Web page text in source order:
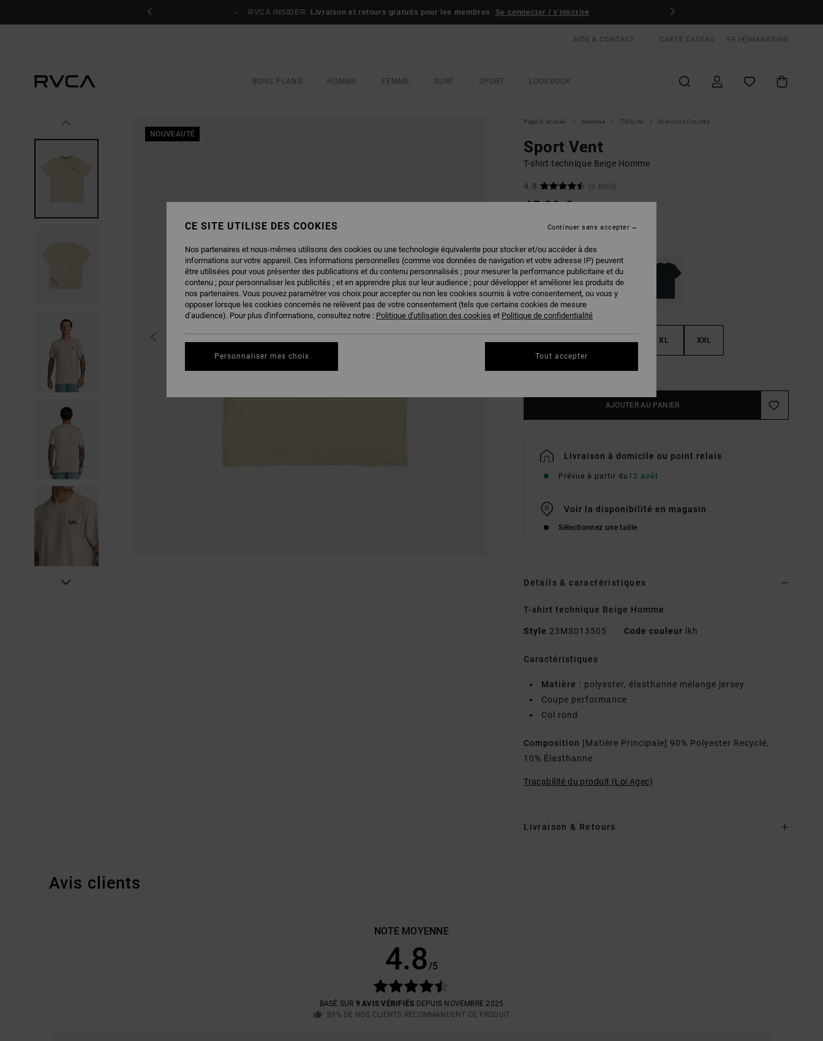
RVCA INSIDER Livraison et retours gratuits pour les membres Se connecter / s'inscrire
AIDE & CONTACT CARTE CADEAU FR (€) MAGASINS
BONS PLANS HOMME FEMME SURF SPORT LOOKBOOK
NOUVEAUTÉ
Page D'accueil Homme T-Shirts Manches Courtes
Sport Vent
T-shirt technique Beige Homme
4.8 (9 AVIS)
45,00 €
S M L XL XXL
Voir Le Guide Des Tailles
AJOUTER AU PANIER
Livraison à domicile ou point relais
Prévue à partir du 12 août
Voir la disponibilité en magasin
Sélectionnez une taille
Details & caractéristiques
T-shirt technique Beige Homme
Style 23MS013505 Code couleur lkh
Caractéristiques
Matière : polyester, élasthanne mélange jersey
Coupe performance
Col rond
Composition [Matière Principale] 90% Polyester Recyclé,
10% Élasthanne
Traçabilité du produit (Loi Agec)
Livraison & Retours
Avis clients
NOTE MOYENNE
4.8/5
BASÉ SUR 9 AVIS VÉRIFIÉS DEPUIS NOVEMBRE 2025
89% DE NOS CLIENTS RECOMMANDENT CE PRODUIT
CE SITE UTILISE DES COOKIES
Nos partenaires et nous-mêmes utilisons des cookies ou une technologie équivalente pour stocker et/ou accéder à des
informations sur votre appareil. Ces informations personnelles (comme vos données de navigation et votre adresse IP) peuvent
être utilisées pour vous présenter des publications et du contenu personnalisés ; pour mesurer la performance publicitaire et du
contenu ; pour personnaliser les publicités ; et en apprendre plus sur leur audience ; pour développer et améliorer les produits de
nos partenaires. Vous pouvez paramétrer vos choix pour accepter ou non les cookies soumis à votre consentement, ou vous y
opposer lorsque les cookies concernés ne relèvent pas de votre consentement (tels que certains cookies de mesure
d’audience). Pour plus d'informations, consultez notre : Politique d'utilisation des cookies et Politique de confidentialité
Personnaliser mes choix
Continuer sans accepter
Tout accepter